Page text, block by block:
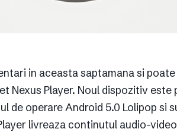
in aceasta saptamana si
Nexus Player. Noul dispozitiv
de operare Android 5.0 Lolipop si
livreaza continutul audio-